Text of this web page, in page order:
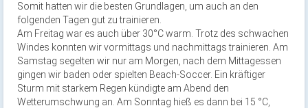
Somit hatten wir die besten Grundlagen, um auch an den
folgenden Tagen gut zu trainieren.
Am Freitag war es auch über 30°C warm. Trotz des schwachen
Windes konnten wir vormittags und nachmittags trainieren. Am
Samstag segelten wir nur am Morgen, nach dem Mittagessen
gingen wir baden oder spielten Beach-Soccer. Ein kräftiger
Sturm mit starkem Regen kündigte am Abend den
Wetterumschwung an. Am Sonntag hieß es dann bei 15 °C,